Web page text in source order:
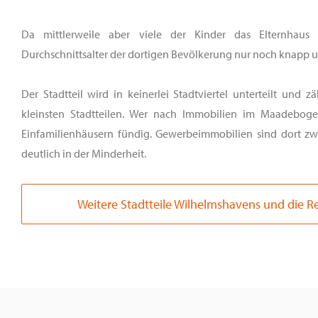
Da mittlerweile aber viele der Kinder das Elternhaus
Durchschnittsalter der dortigen Bevölkerung nur noch knapp
Der Stadtteil wird in keinerlei Stadtviertel unterteilt und
kleinsten Stadtteilen. Wer nach Immobilien im
Einfamilienhäusern fündig. Gewerbeimmobilien sind dort
deutlich in der Minderheit.
Weitere Stadtteile Wilhelmshavens und die